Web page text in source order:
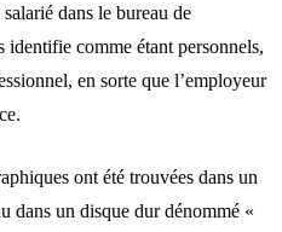
dans le bureau de
identifie comme étant personnels,
en sorte que l’employeur
ont été trouvées dans un
dans un disque dur dénommé «